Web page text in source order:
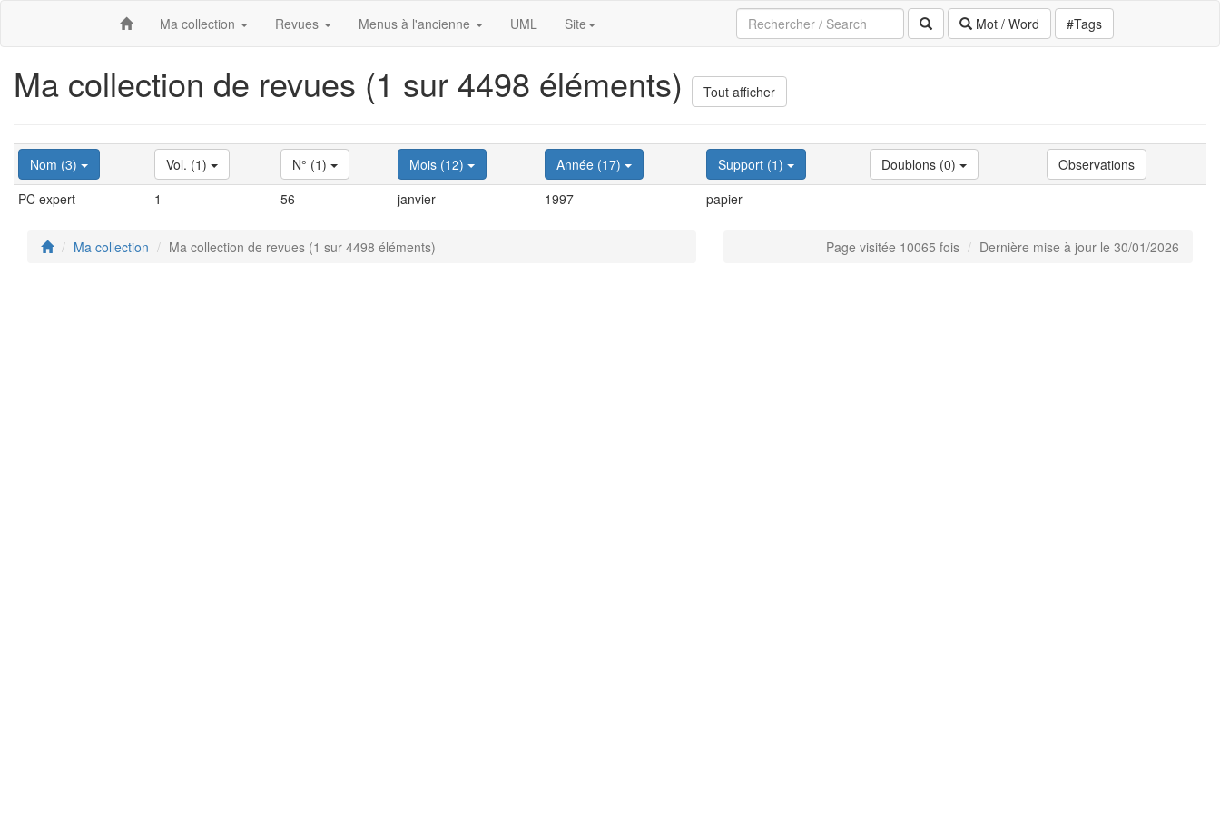
Ma collection Revues Menus à l'ancienne UML Site Mot / Word #Tags
Ma collection de revues (1 sur 4498 éléments) Tout afficher
Nom (3) Vol. (1) N° (1) Mois (12) Année (17) Support (1) Doublons (0)
Observations
PC expert
1 56 janvier 1997 papier
Ma collection Ma collection de revues (1 sur 4498 éléments) Page visitée 10065 fois Dernière mise à jour le 30/01/2026